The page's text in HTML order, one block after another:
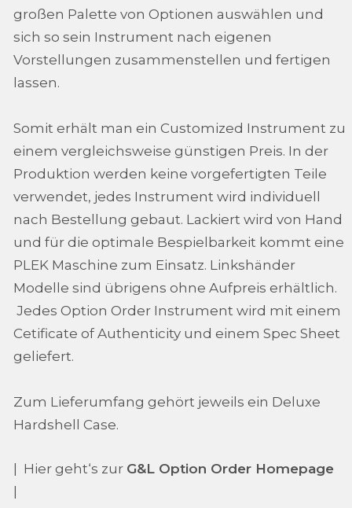
großen Palette von Optionen auswählen und
sich so sein Instrument nach eigenen
Vorstellungen zusammenstellen und fertigen
lassen.
Somit erhält man ein Customized Instrument zu
einem vergleichsweise günstigen Preis. In der
Produktion werden keine vorgefertigten Teile
verwendet, jedes Instrument wird individuell
nach Bestellung gebaut. Lackiert wird von Hand
und für die optimale Bespielbarkeit kommt eine
PLEK Maschine zum Einsatz. Linkshänder
Modelle sind übrigens ohne Aufpreis erhältlich.
Jedes Option Order Instrument wird mit einem
Cetificate of Authenticity und einem Spec Sheet
geliefert.
Zum Lieferumfang gehört jeweils ein Deluxe
Hardshell Case.
| Hier geht‘s zur G&L Option Order Homepage